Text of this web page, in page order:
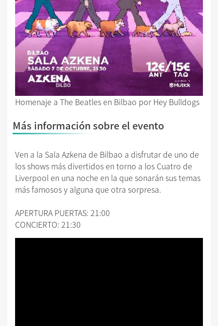
Homenaje a The Beatles en Bilbao por Hey Bulldogs
Más información sobre el evento
Ven a la Sala Azkena de Bilbao a disfrutar de uno de
los shows más divertidos en torno a los Cuatro de
Liverpool en una noche en la que sonarán sus temas
más famosos y alguna que otra sorpresa.
APERTURA PUERTAS: 21:00
CONCIERTO: 21:30